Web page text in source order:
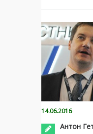
14.06.2016
Антон